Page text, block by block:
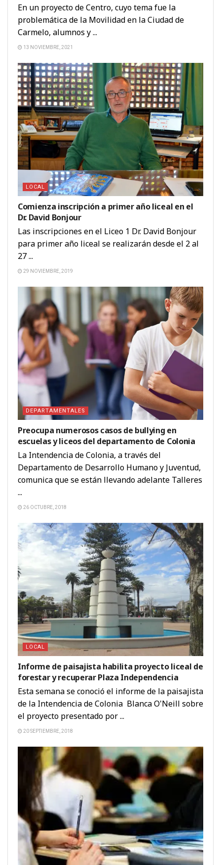
En un proyecto de Centro, cuyo tema fue la
problemática de la Movilidad en la Ciudad de
Carmelo, alumnos y ...
13 NOVIEMBRE, 2021
LOCAL
Comienza inscripción a primer año liceal en el
Dr. David Bonjour
Las inscripciones en el Liceo 1 Dr. David Bonjour
para primer año liceal se realizarán desde el 2 al
27 ...
29 NOVIEMBRE, 2019
DEPARTAMENTALES
Preocupa numerosos casos de bullying en
escuelas y liceos del departamento de Colonia
La Intendencia de Colonia, a través del
Departamento de Desarrollo Humano y Juventud,
comunica que se están llevando adelante Talleres
...
26 OCTUBRE, 2018
LOCAL
Informe de paisajista habilita proyecto liceal de
forestar y recuperar Plaza Independencia
Esta semana se conoció el informe de la paisajista
de la Intendencia de Colonia Blanca O'Neill sobre
el proyecto presentado por ...
20 SEPTIEMBRE, 2018